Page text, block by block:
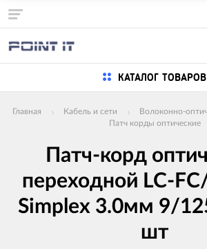
КАТАЛОГ ТОВАРОВ
Главная Кабель и сети
Волоконно-
Патч корды оптические
Патч-корд
переходной LC-
Simplex 3.0мм 9/
шт